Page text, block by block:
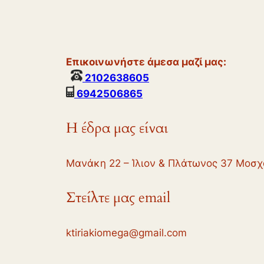
Επικοινωνήστε άμεσα μαζί μας:
2102638605
6942506865
Η έδρα μας είναι
Μανάκη 22 – Ίλιον & Πλάτωνος 37
Στείλτε μας email
ktiriakiomega@gmail.com